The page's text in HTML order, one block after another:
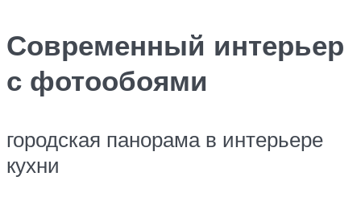
Современный интерьер
с фотообоями
городская панорама в интерьере
кухни